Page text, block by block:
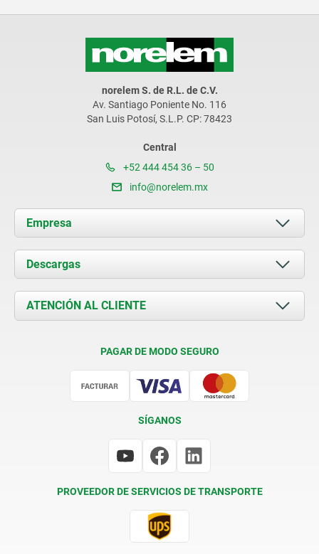
norelem S. de R.L. de C.V.
Av. Santiago Poniente No. 116
San Luis Potosí, S.L.P. CP: 78423
Central
+52 444 454 36 – 50
info@norelem.mx
Empresa
Acerca de nosotros
Novedades
Contacto
Descargas
Documents
ATENCIÓN AL CLIENTE
PAGAR DE MODO SEGURO
SÍGANOS
PROVEEDOR DE SERVICIOS DE TRANSPORTE